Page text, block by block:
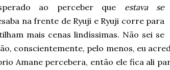
ao perceber que estava se
na frente de Ryuji e Ryuji corre para
mais cenas lindíssimas. Não sei se
conscientemente, pelo menos, eu
Amane percebera, então ele fica ali